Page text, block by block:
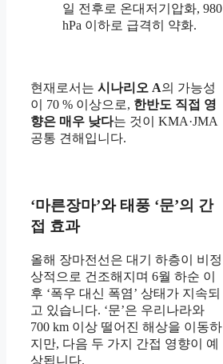
일 전후로 온대저기압화, 980
hPa 이하로 급격히 약화.
현재로서는 시나리오 A의 가능성
이 70 % 이상으로, 한반도 직접 영
향은 매우 낮다는 것이 KMA·JMA
공통 견해입니다.
‘마른장마’와 태풍 ‘문’의 간
접 효과
올해 장마전선은 대기 하층이 비정
상적으로 건조해지며 6월 하순 이
후 ‘폭우 대신 폭염’ 상태가 지속되
고 있습니다. ‘문’은 우리나라와
700 km 이상 떨어진 해상을 이동하
지만, 다음 두 가지 간접 영향이 예
상됩니다.